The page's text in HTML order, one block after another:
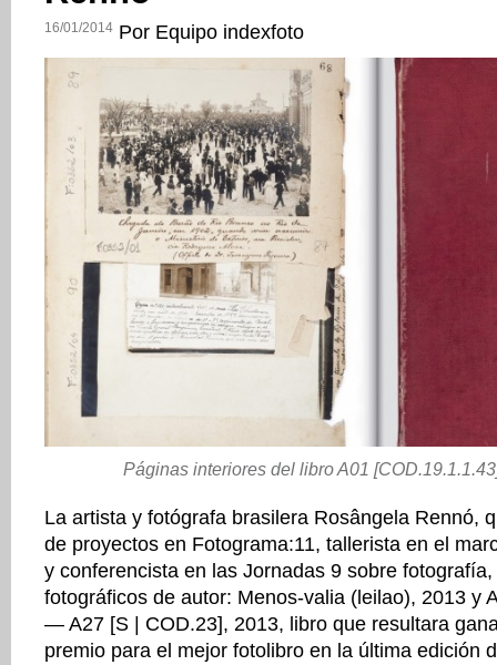
16/01/2014 Por Equipo indexfoto
Páginas interiores del libro A01
La artista y fotógrafa brasilera Rosângela Rennó,
de proyectos en Fotograma:11, tallerista en el
y conferencista en las Jornadas 9 sobre
fotográficos de autor: Menos-valia (leilao), 2013 y
— A27 [S | COD.23], 2013, libro que resultara
premio para el mejor fotolibro en la última edición